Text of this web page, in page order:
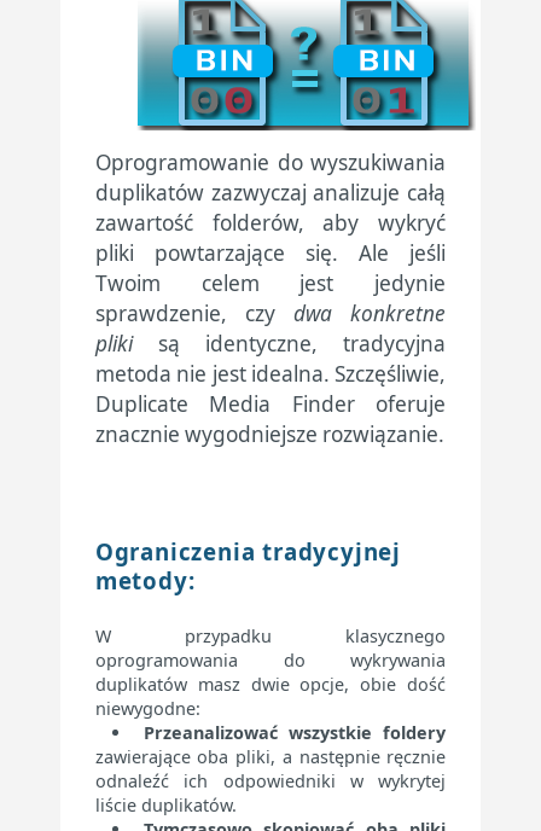
Oprogramowanie do wyszukiwania
duplikatów zazwyczaj analizuje całą
zawartość folderów, aby wykryć
pliki powtarzające się. Ale jeśli
Twoim celem jest jedynie
sprawdzenie, czydwa konkretne
plikisą identyczne, tradycyjna
metoda nie jest idealna. Szczęśliwie,
Duplicate Media Finder oferuje
znacznie wygodniejsze rozwiązanie.
Ograniczenia tradycyjnej
metody:
W przypadku klasycznego
oprogramowania do wykrywania
duplikatów masz dwie opcje, obie dość
niewygodne:
Przeanalizować wszystkie foldery
zawierające oba pliki, a następnie ręcznie
odnaleźć ich odpowiedniki w wykrytej
liście duplikatów.